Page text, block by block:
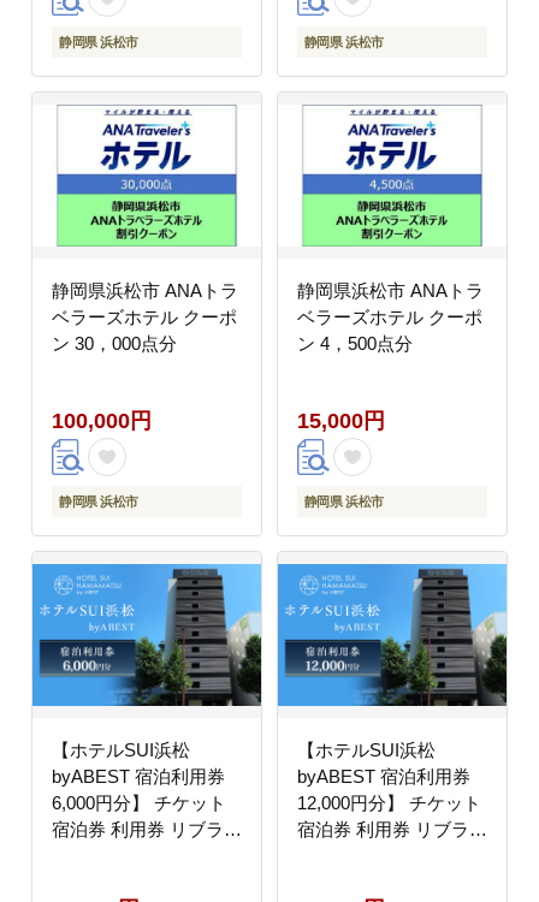
静岡県 浜松市 静岡県 浜松市
静岡県浜松市 ANAトラ
ベラーズホテル クーポ
ン 30，000点分
100,000円
静岡県 浜松市
静岡県浜松市 ANAトラ
ベラーズホテル クーポ
ン 4，500点分
15,000円
静岡県 浜松市
【ホテルSUI浜松
byABEST 宿泊利用券
6,000円分】 チケット
宿泊券 利用券 リブラン
【ホテルSUI浜松
byABEST 宿泊利用券
12,000円分】 チケット
宿泊券 利用券 リブラン